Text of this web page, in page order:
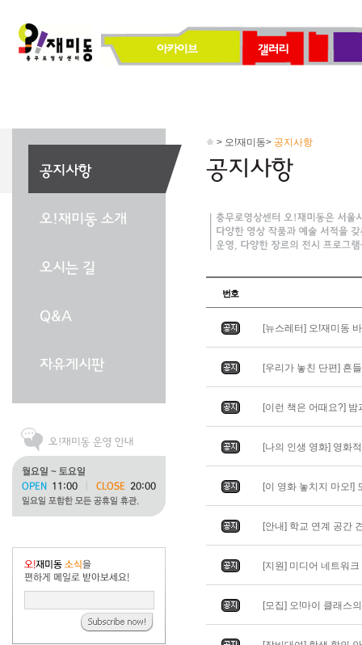
> 오!재미동> 공지사항
번호
[뉴스레터] 오!재미동
[우리가 놓친 단편] 흔
[이런 책은 어때요?]
[나의 인생 영화] 영화
[이 영화 놓치지 마오!]
[안내] 학교 연계 공간
[지원] 미디어 네트워
[모집] 오!마이 클래스